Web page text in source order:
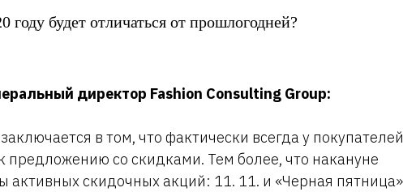
будет отличаться от прошлогодней?
директор Fashion Consulting Group:
в том, что фактически всегда у покупателей
предложению со скидками. Тем более, что накануне
активных скидочных акций: 11. 11. и «Черная пятница»